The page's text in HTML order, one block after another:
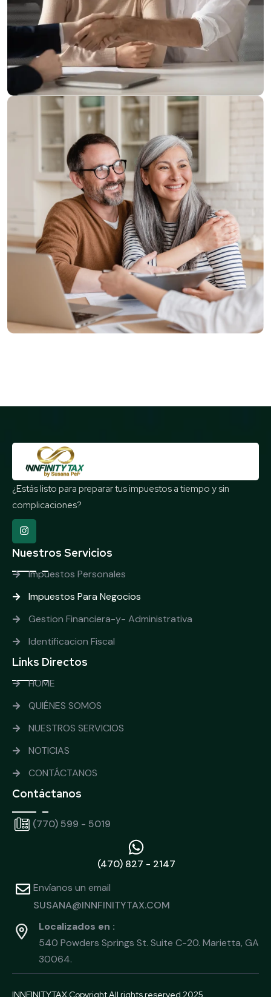
¿Estás listo para preparar tus impuestos a tiempo y sin
complicaciones?
Nuestros Servicios
Impuestos Personales
Impuestos Para Negocios
Gestion Financiera-y- Administrativa
Identificacion Fiscal
Links Directos
HOME
QUIÉNES SOMOS
NUESTROS SERVICIOS
NOTICIAS
CONTÁCTANOS
Contáctanos
(770) 599 - 5019
(470) 827 - 2147
Envíanos un email
SUSANA@INNFINITYTAX.COM
Localizados en :
540 Powders Springs St. Suite C-20. Marietta, GA
30064.
INNFINITYTAX Copyright All rights reserved 2025.